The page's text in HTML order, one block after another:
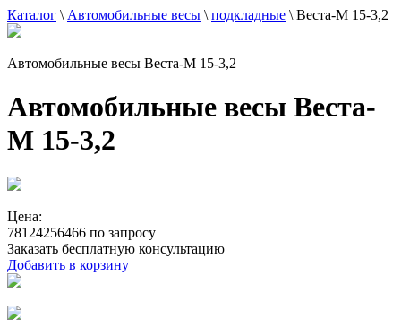
Каталог \ Автомобильные весы \ подкладные \ Веста-М 15-3,2
Автомобильные весы Веста-М 15-3,2
Автомобильные весы Веста-
М 15-3,2
Цена:
78124256466 по запросу
Заказать бесплатную консультацию
Добавить в корзину